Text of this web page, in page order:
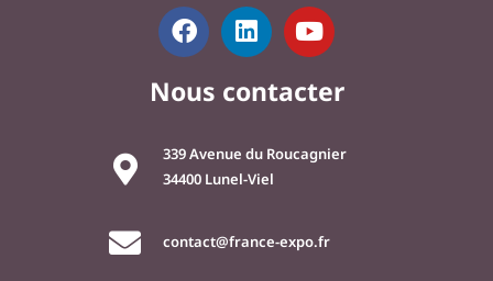
F
a
c
e
o
o
k
L
i
n
k
d
i
n
Y
o
u
t
b
e
Nous contacter
339 Avenue du Roucagnier
34400 Lunel-Viel
contact@france-expo.fr